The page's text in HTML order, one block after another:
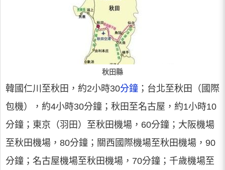
秋田縣
韓國仁川至秋田，約2小時30分鐘 ；台北至秋田（國際
包機），約4小時30分鐘；秋田至名古屋，約1小時10
分鐘；東京（羽田）至秋田機場，60分鐘；大阪機場
至秋田機場，80分鐘；關西國際機場至秋田機場，90
分鐘；名古屋機場至秋田機場，70分鐘；千歲機場至